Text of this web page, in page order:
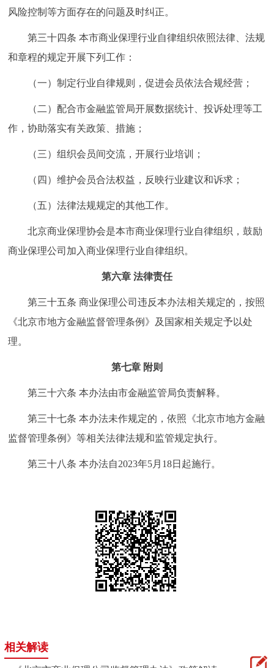
风险控制等方面存在的问题及时纠正。
第三十四条 本市商业保理行业自律组织依照法律、法规
和章程的规定开展下列工作：
（一）制定行业自律规则，促进会员依法合规经营；
（二）配合市金融监管局开展数据统计、投诉处理等工
作，协助落实有关政策、措施；
（三）组织会员间交流，开展行业培训；
（四）维护会员合法权益，反映行业建议和诉求；
（五）法律法规规定的其他工作。
北京商业保理协会是本市商业保理行业自律组织，鼓励
商业保理公司加入商业保理行业自律组织。
第六章 法律责任
第三十五条 商业保理公司违反本办法相关规定的，按照
《北京市地方金融监督管理条例》及国家相关规定予以处
理。
第七章 附则
第三十六条 本办法由市金融监管局负责解释。
第三十七条 本办法未作规定的，依照《北京市地方金融
监督管理条例》等相关法律法规和监管规定执行。
第三十八条 本办法自2023年5月18日起施行。
相关解读